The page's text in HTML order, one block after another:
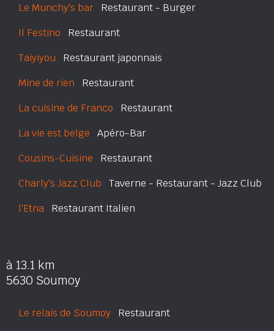
Le Munchy's bar Restaurant - Burger
Il Festino Restaurant
Taiyiyou Restaurant japonnais
Mine de rien Restaurant
La cuisine de Franco Restaurant
La vie est belge Apéro-Bar
Cousins-Cuisine Restaurant
Charly's Jazz Club Taverne - Restaurant - Jazz Club
l'Etna Restaurant Italien
à 13.1 km
5630 Soumoy
Le relais de Soumoy Restaurant